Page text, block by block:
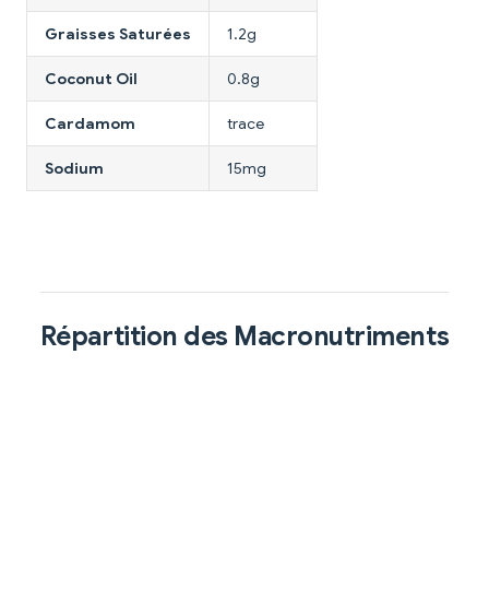
Graisses Saturées 1.2g
Coconut Oil 0.8g
Cardamom trace
Sodium 15mg
Répartition des Macronutriments